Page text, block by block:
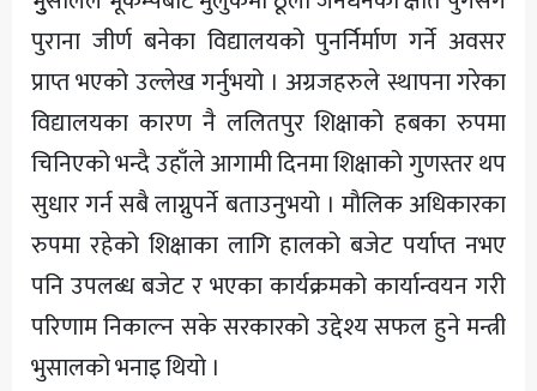
पुराना जीर्ण बनेका विद्यालयको पुनर्निर्माण गर्ने अवसर
प्राप्त भएको उल्लेख गर्नुभयो । अग्रजहरुले स्थापना गरेका
विद्यालयका कारण नै ललितपुर शिक्षाको हबका रुपमा
चिनिएको भन्दै उहाँले आगामी दिनमा शिक्षाको गुणस्तर थप
सुधार गर्न सबै लाग्नुपर्ने बताउनुभयो । मौलिक अधिकारका
रुपमा रहेको शिक्षाका लागि हालको बजेट पर्याप्त नभए
पनि उपलब्ध बजेट र भएका कार्यक्रमको कार्यान्वयन गरी
परिणाम निकाल्न सके सरकारको उद्देश्य सफल हुने मन्त्री
भुसालको भनाइ थियो ।